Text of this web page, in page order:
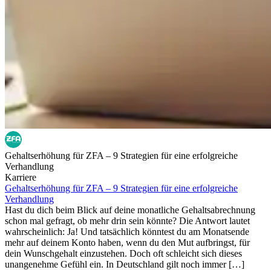
Gehaltserhöhung für ZFA – 9 Strategien für eine erfolgreiche
Verhandlung
Karriere
Gehaltserhöhung für ZFA – 9 Strategien für eine erfolgreiche
Verhandlung
Hast du dich beim Blick auf deine monatliche Gehaltsabrechnung
schon mal gefragt, ob mehr drin sein könnte? Die Antwort lautet
wahrscheinlich: Ja! Und tatsächlich könntest du am Monatsende
mehr auf deinem Konto haben, wenn du den Mut aufbringst, für
dein Wunschgehalt einzustehen. Doch oft schleicht sich dieses
unangenehme Gefühl ein. In Deutschland gilt noch immer […]